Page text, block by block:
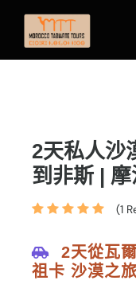
2天私人沙
到非斯 |
(1
2天從瓦
祖卡 沙漠之旅